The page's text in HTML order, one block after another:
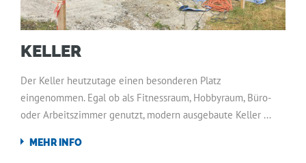
KELLER
Der Keller heutzutage einen besonderen Platz
eingenommen. Egal ob als Fitnessraum, Hobbyraum, Büro-
oder Arbeitszimmer genutzt, modern ausgebaute Keller ...
MEHR INFO